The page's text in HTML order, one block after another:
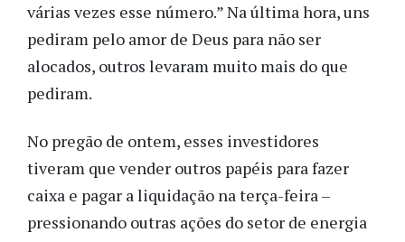
várias vezes esse número.” Na última hora, uns
pediram pelo amor de Deus para não ser
alocados, outros levaram muito mais do que
pediram.
No pregão de ontem, esses investidores
tiveram que vender outros papéis para fazer
caixa e pagar a liquidação na terça-feira –
pressionando outras ações do setor de energia